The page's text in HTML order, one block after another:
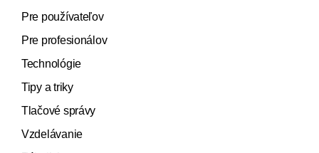
Pre používateľov
Pre profesionálov
Technológie
Tipy a triky
Tlačové správy
Vzdelávanie